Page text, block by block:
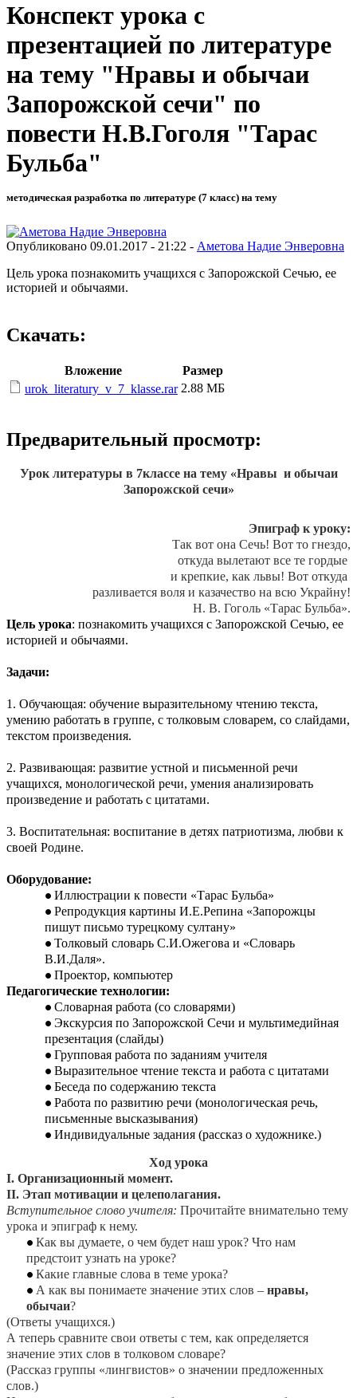
Конспект урока с
презентацией по литературе
на тему "Нравы и обычаи
Запорожской сечи" по
повести Н.В.Гоголя "Тарас
Бульба"
методическая разработка по литературе (7 класс) на тему
Опубликовано 09.01.2017 - 21:22 - Аметова Надие Энверовна
Цель урока познакомить учащихся с Запорожской Сечью, ее
историей и обычаями.
Скачать:
Вложение
Размер
urok_literatury_v_7_klasse.rar 2.88 МБ
Предварительный просмотр:
Урок литературы в 7классе на тему «Нравы и обычаи
Запорожской сечи»
Эпиграф к уроку:
Так вот она Сечь! Вот то гнездо,
откуда вылетают все те гордые
и крепкие, как львы! Вот откуда
разливается воля и казачество на всю Украйну!
Н. В. Гоголь «Тарас Бульба».
Цель урока: познакомить учащихся с Запорожской Сечью, ее
историей и обычаями.
Задачи:
1. Обучающая: обучение выразительному чтению текста,
умению работать в группе, с толковым словарем, со слайдами,
текстом произведения.
2. Развивающая: развитие устной и письменной речи
учащихся, монологической речи, умения анализировать
произведение и работать с цитатами.
3. Воспитательная: воспитание в детях патриотизма, любви к
своей Родине.
Оборудование:
Иллюстрации к повести «Тарас Бульба»
Репродукция картины И.Е.Репина «Запорожцы
пишут письмо турецкому султану»
Толковый словарь С.И.Ожегова и «Словарь
В.И.Даля».
Проектор, компьютер
Педагогические технологии:
Словарная работа (со словарями)
Экскурсия по Запорожской Сечи и мультимедийная
презентация (слайды)
Групповая работа по заданиям учителя
Выразительное чтение текста и работа с цитатами
Беседа по содержанию текста
Работа по развитию речи (монологическая речь,
письменные высказывания)
Индивидуальные задания (рассказ о художнике.)
Ход урока
I. Организационный момент.
II. Этап мотивации и целеполагания.
Вступительное слово учителя: Прочитайте внимательно тему
урока и эпиграф к нему.
Как вы думаете, о чем будет наш урок? Что нам
предстоит узнать на уроке?
Какие главные слова в теме урока?
А как вы понимаете значение этих слов –нравы,
обычаи?
(Ответы учащихся.)
А теперь сравните свои ответы с тем, как определяется
значение этих слов в толковом словаре?
(Рассказ группы «лингвистов» о значении предложенных
слов.)